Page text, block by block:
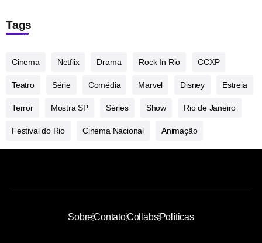
Tags
Cinema Netflix Drama Rock In Rio CCXP
Teatro Série Comédia Marvel Disney Estreia
Terror Mostra SP Séries Show Rio de Janeiro
Festival do Rio Cinema Nacional Animação
SobreContatoCollabsPolíticas